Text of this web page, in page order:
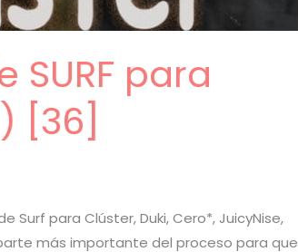
SURF para
[36]
Surf para Clúster, Duki, Cero*, JuicyNise,
más importante del proceso para que